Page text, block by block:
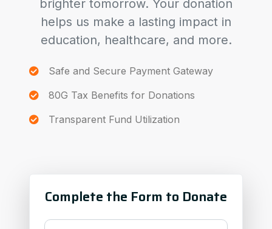
brighter tomorrow. Your donation
helps us make a lasting impact in
education, healthcare, and more.
Safe and Secure Payment Gateway
80G Tax Benefits for Donations
Transparent Fund Utilization
Complete the Form to Donate